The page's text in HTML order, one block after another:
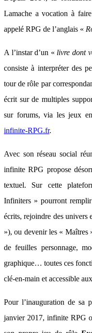
Lamache a vocation à
appelé RPG de l’anglais «
A l’instar d’un « livre dont
consiste à interpréter des
tour de rôle par
écrit sur de multiples
sur forums, via les jeux
infinite-RPG.fr.
Avec son réseau social
infinite RPG propose
textuel. Sur cette
Infiniters » pourront
écrits, rejoindre des
»), ou devenir les « Maîtres
de feuilles personnage,
graphique… toutes ces
clé-en-main et accessible
Pour l’inauguration de sa
janvier 2017, infinite RPG